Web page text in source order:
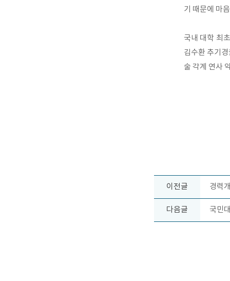
기 때문에 마
국내 대학 최
김수환 추기
술 각계 연사
이전글 경력
다음글 국민